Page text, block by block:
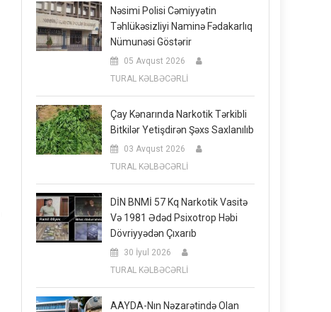
Nəsimi Polisi Cəmiyyətin
Təhlükəsizliyi Naminə Fədakarlıq
Nümunəsi Göstərir
05 Avqust 2026
TURAL KƏLBƏCƏRLİ
Çay Kənarında Narkotik Tərkibli
Bitkilər Yetişdirən Şəxs Saxlanılıb
03 Avqust 2026
TURAL KƏLBƏCƏRLİ
DİN BNMİ 57 Kq Narkotik Vasitə
Və 1981 Ədəd Psixotrop Həbi
Dövriyyədən Çıxarıb
30 İyul 2026
TURAL KƏLBƏCƏRLİ
AAYDA-Nın Nəzarətində Olan